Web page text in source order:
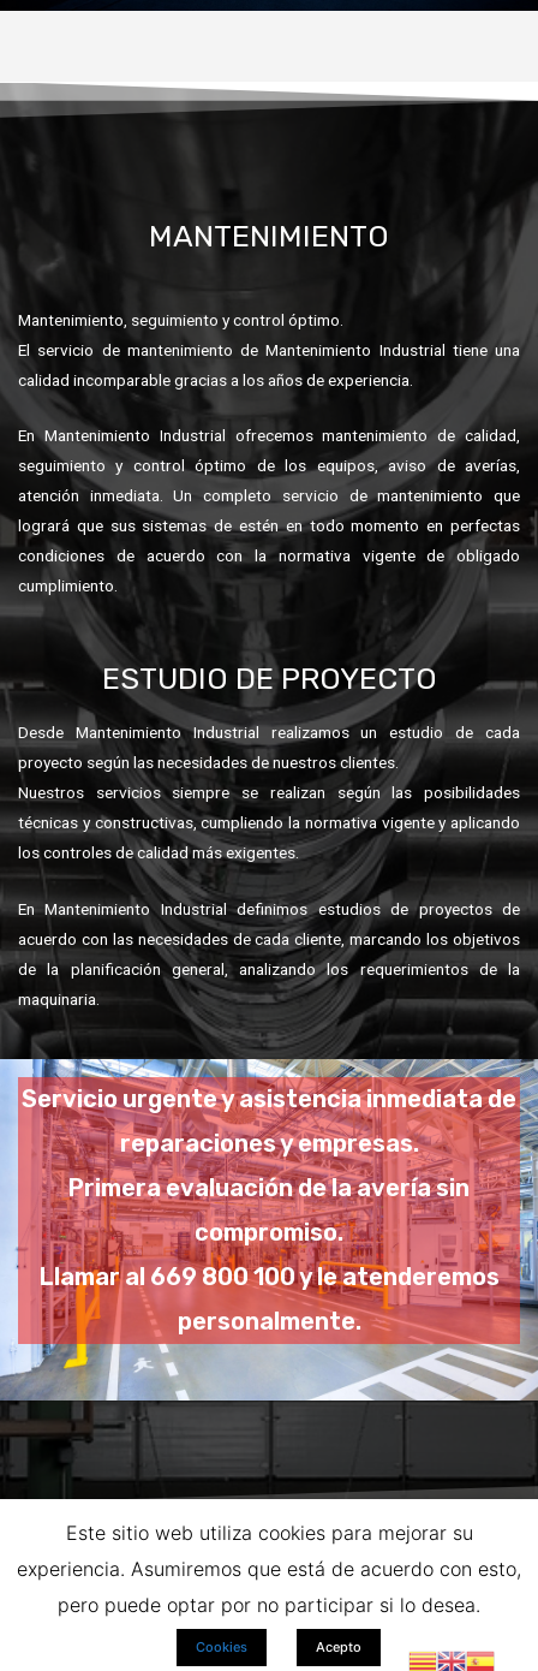
Mantenimiento, seguimiento y control óptimo.
El servicio de mantenimiento de Mantenimiento Industrial tiene una
calidad incomparable gracias a los años de experiencia.
En Mantenimiento Industrial ofrecemos mantenimiento de calidad,
seguimiento y control óptimo de los equipos, aviso de averías,
atención inmediata. Un completo servicio de mantenimiento que
logrará que sus sistemas de estén en todo momento en perfectas
condiciones de acuerdo con la normativa vigente de obligado
cumplimiento.
ESTUDIO DE PROYECTO
Desde Mantenimiento Industrial realizamos un estudio de cada
proyecto según las necesidades de nuestros clientes.
Nuestros servicios siempre se realizan según las posibilidades
técnicas y constructivas, cumpliendo la normativa vigente y aplicando
los controles de calidad más exigentes.
En Mantenimiento Industrial definimos estudios de proyectos de
acuerdo con las necesidades de cada cliente, marcando los objetivos
de la planificación general, analizando los requerimientos de la
maquinaria.
Servicio urgente y asistencia inmediata de
reparaciones y empresas.
Primera evaluación de la avería sin
compromiso.
Llamar al 669 800 100 y le atenderemos
personalmente.
TRABAJOS
REALIZADOS
Este sitio web utiliza cookies para mejorar su
experiencia. Asumiremos que está de acuerdo con esto,
pero puede optar por no participar si lo desea.
Cookies Acepto